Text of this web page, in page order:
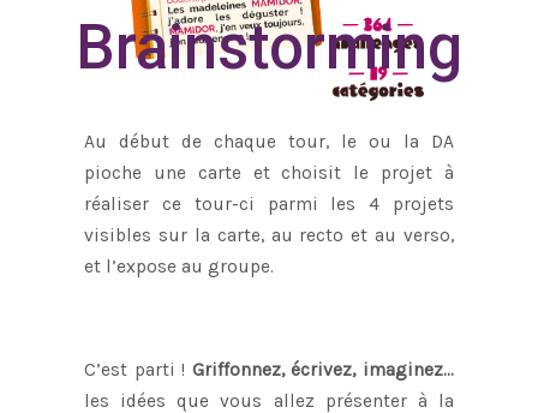
Brainstorming
Au début de chaque tour, le ou la DA
pioche une carte et choisit le projet à
réaliser ce tour-ci parmi les 4 projets
visibles sur la carte, au recto et au verso,
et l’expose au groupe.
C’est parti ! Griffonnez, écrivez, imaginez…
les idées que vous allez présenter à la